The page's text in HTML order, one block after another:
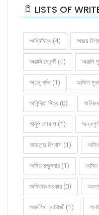
LISTS OF
অগ্নিমিত্র (4) অজয়
অঞ্জলি দে নন্দী (1) অঞ্জলি
অতনু বর্মন (1) অনিতা
অনিন্দিতা মিত্র (0)
অনুপ ঘোষাল (1)
অমলেন্দু বিশ্বাস (1)
অমিত মজুমদার (1) অমিত
অমিতাভ সরকার (0)
অরুণিমা চ্যাটার্জী (1)